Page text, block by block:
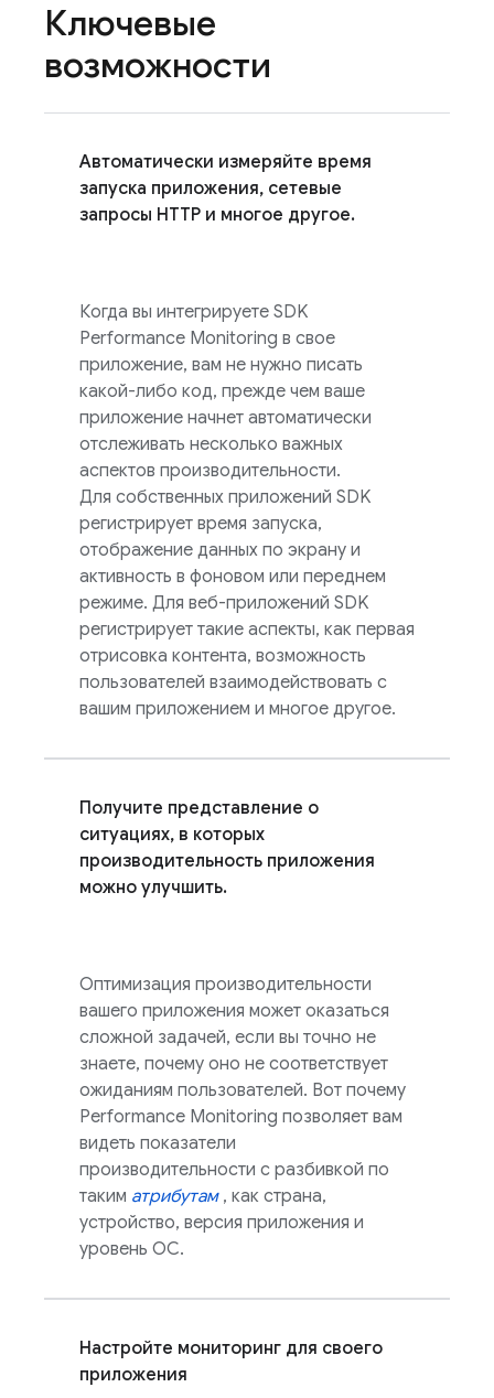
Ключевые
возможности
Автоматически измеряйте время
запуска приложения, сетевые
запросы HTTP и многое другое.
Когда вы интегрируете SDK
Performance Monitoring в свое
приложение, вам не нужно писать
какой-либо код, прежде чем ваше
приложение начнет автоматически
отслеживать несколько важных
аспектов производительности.
Для собственных приложений SDK
регистрирует время запуска,
отображение данных по экрану и
активность в фоновом или переднем
режиме. Для веб-приложений SDK
регистрирует такие аспекты, как первая
отрисовка контента, возможность
пользователей взаимодействовать с
вашим приложением и многое другое.
Получите представление о
ситуациях, в которых
производительность приложения
можно улучшить.
Оптимизация производительности
вашего приложения может оказаться
сложной задачей, если вы точно не
знаете, почему оно не соответствует
ожиданиям пользователей. Вот почему
Performance Monitoring позволяет вам
видеть показатели
производительности с разбивкой по
таким атрибутам, как страна,
устройство, версия приложения и
уровень ОС.
Настройте мониторинг для своего
приложения